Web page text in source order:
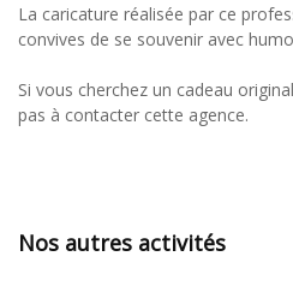
La caricature réalisée par ce
convives de se souvenir avec
Si vous cherchez un cadeau
pas à contacter cette agence.
Nos autres activités